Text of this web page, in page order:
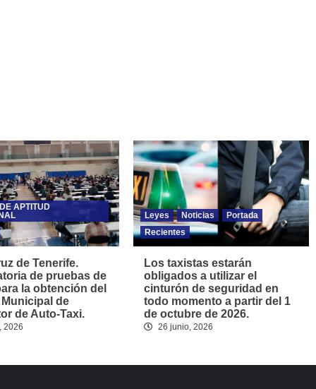
APTITUD
de Tenerife.
de pruebas de
la obtención del
de
de Auto-Taxi.
2026
Leyes Noticias
Portada
Recientes
Los taxistas estarán
obligados a utilizar el
cinturón de seguridad en
todo momento a partir del 1
de octubre de 2026.
26 junio, 2026